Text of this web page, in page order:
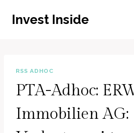
InhaltInvest Inside
RSS ADHOC
PTA-Adhoc:
Immobilien AG: